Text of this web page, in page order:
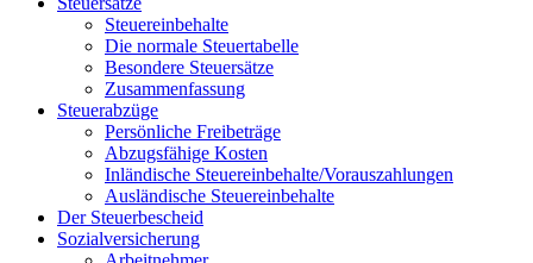
Steuereinbehalte
Die normale Steuertabelle
Besondere Steuersätze
Zusammenfassung
Steuerabzüge
Persönliche Freibeträge
Abzugsfähige Kosten
Inländische Steuereinbehalte/Vorauszahlungen
Ausländische Steuereinbehalte
Der Steuerbescheid
Sozialversicherung